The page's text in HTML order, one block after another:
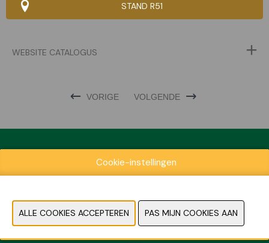
STAND R51
WEBSITE CATALOGUS
VORIGE VOLGENDE
Exposantenlijst
Contact
Pers- en beeldmateriaal
Cookie-instellingen